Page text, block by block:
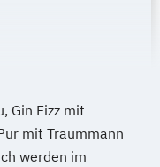
Gin Fizz mit
mit Traummann
werden im